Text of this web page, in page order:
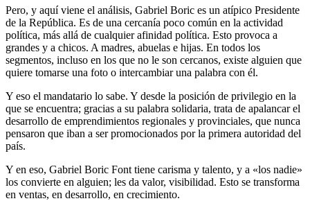
Pero, y aquí viene el análisis, Gabriel Boric es un atípico Presidente
de la República. Es de una cercanía poco común en la actividad
política, más allá de cualquier afinidad política. Esto provoca a
grandes y a chicos. A madres, abuelas e hijas. En todos los
segmentos, incluso en los que no le son cercanos, existe alguien que
quiere tomarse una foto o intercambiar una palabra con él.
Y eso el mandatario lo sabe. Y desde la posición de privilegio en la
que se encuentra; gracias a su palabra solidaria, trata de apalancar el
desarrollo de emprendimientos regionales y provinciales, que nunca
pensaron que iban a ser promocionados por la primera autoridad del
país.
Y en eso, Gabriel Boric Font tiene carisma y talento, y a «los nadie»
los convierte en alguien; les da valor, visibilidad. Esto se transforma
en ventas, en desarrollo, en crecimiento.